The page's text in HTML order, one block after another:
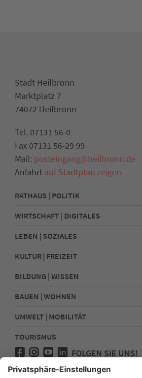
Stadt Heilbronn
Marktplatz 7
74072 Heilbronn
Tel. 07131 56-0
Fax 07131 56-29 99
Mail: posteingang@heilbronn.de
Anfahrt auf Stadtplan zeigen
RATHAUS | POLITIK
WIRTSCHAFT | DIGITALES
LEBEN | SOZIALES
KULTUR | FREIZEIT
BILDUNG | WISSEN
BAUEN | WOHNEN
UMWELT | MOBILITÄT
TOURISMUS
FOLGEN SIE UNS!